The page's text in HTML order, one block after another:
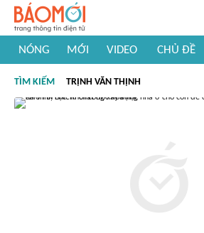
NÓNG MỚI VIDEO CHỦ ĐỀ
#Khám phá thế giới
TÌM KIẾM TRỊNH VĂN THỊNH